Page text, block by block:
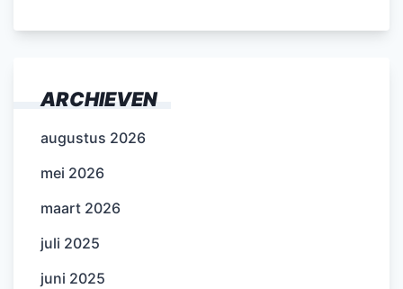
ARCHIEVEN
augustus 2026
mei 2026
maart 2026
juli 2025
juni 2025